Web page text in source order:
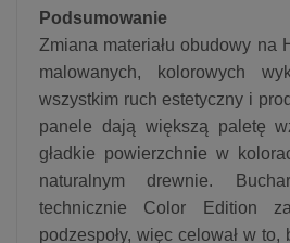
Podsumowanie
Zmiana materiału obudowy na
malowanych, kolorowych
wszystkim ruch estetyczny i
panele dają większą paletę
gładkie powierzchnie w
naturalnym drewnie.
technicznie Color Edition
podzespoły, więc celował w